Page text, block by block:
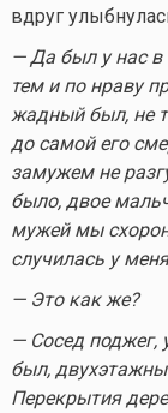
вдруг
— Да был у нас в
тем и по нраву
жадный был, не
до самой его
замужем не
было, двое
мужей мы
случилась у
— Это как же?
— Сосед поджег,
был,
Перекрытия